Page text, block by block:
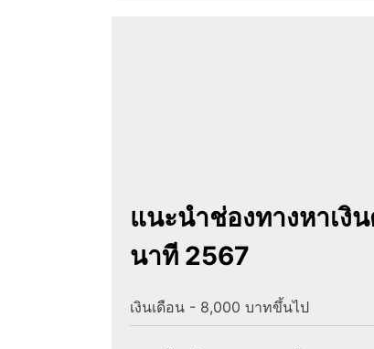
แนะนำช่องทางหาเงิ
นาที 2567
เงินเดือน - 8,000 บาทขึ้นไป